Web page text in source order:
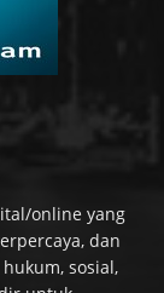
online yang
dan
sosial,